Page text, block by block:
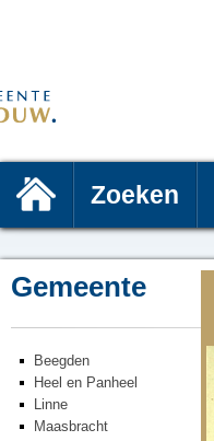
Zoeken
Gemeente
Beegden
Heel en Panheel
Linne
Maasbracht